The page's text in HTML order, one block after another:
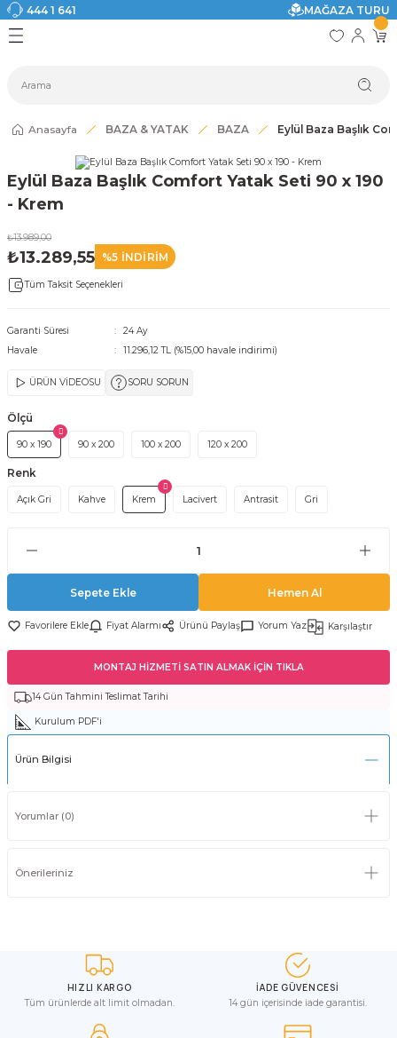
444 1 641
MAĞAZA TURU
Geri Dön
Modelleri
Geri Dön
Geri Dön
Geri Dön
Geri Dön
Geri Dön
Anasayfa BAZA & YATAK BAZA Eylül Baza Başlık
Eylül Baza Başlık Comfort Yatak Seti 90 x 190
- Krem
₺13.989,00
₺13.289,55 %5 İNDİRİM
Tüm Taksit Seçenekleri
Garanti Süresi
24 Ay
Havale
11.296,12 TL (%15,00 havale indirimi)
ÜRÜN VİDEOSU SORU SORUN
Ölçü
90 x 190 90 x 200 100 x 200 120 x 200
Renk
Açık Gri Kahve Krem Lacivert Antrasit Gri
Sepete Ekle Hemen Al
Fiyat Alarmı Ürünü Paylaş Yorum Yaz Karşılaştır
MONTAJ HİZMETİ SATIN ALMAK İÇİN TIKLA
14 Gün Tahmini Teslimat Tarihi
Kurulum PDF'i
Ürün Bilgisi
Yorumlar (0)
Önerileriniz
HIZLI KARGO
Tüm ürünlerde alt limit olmadan.
İADE GÜVENCESİ
14 gün içerisinde iade garantisi.